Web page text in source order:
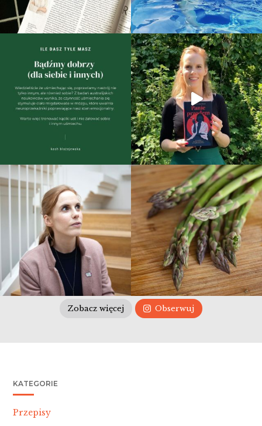
Zobacz więcej Obserwuj
KATEGORIE
Przepisy